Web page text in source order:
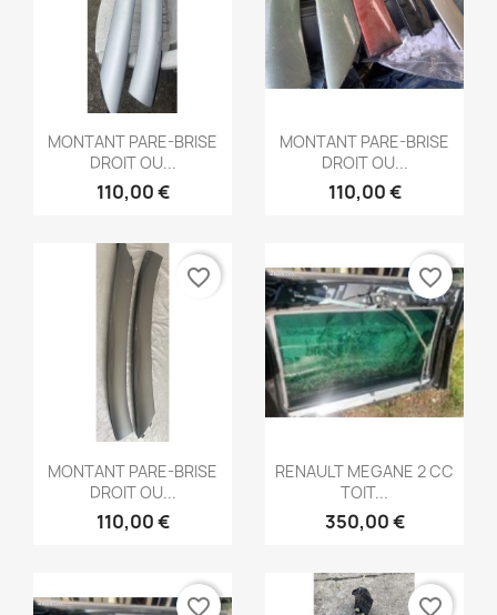
Aperçu rapide
MONTANT PARE-BRISE
DROIT OU...
110,00 €
Aperçu rapide
MONTANT PARE-BRISE
DROIT OU...
110,00 €
Aperçu rapide
MONTANT PARE-BRISE
DROIT OU...
110,00 €
favorite_border
Aperçu rapide
RENAULT MEGANE 2 CC
TOIT...
350,00 €
favorite_border
favorite_border favorite_border